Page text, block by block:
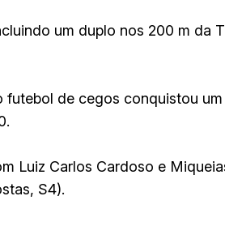
um duplo nos 200 m da
de cegos conquistou
Luiz Carlos Cardoso e
S4).